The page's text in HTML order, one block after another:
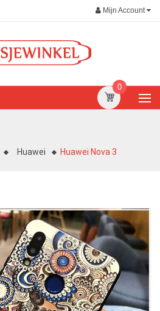
Mijn Account
0
Huawei Huawei Nova 3